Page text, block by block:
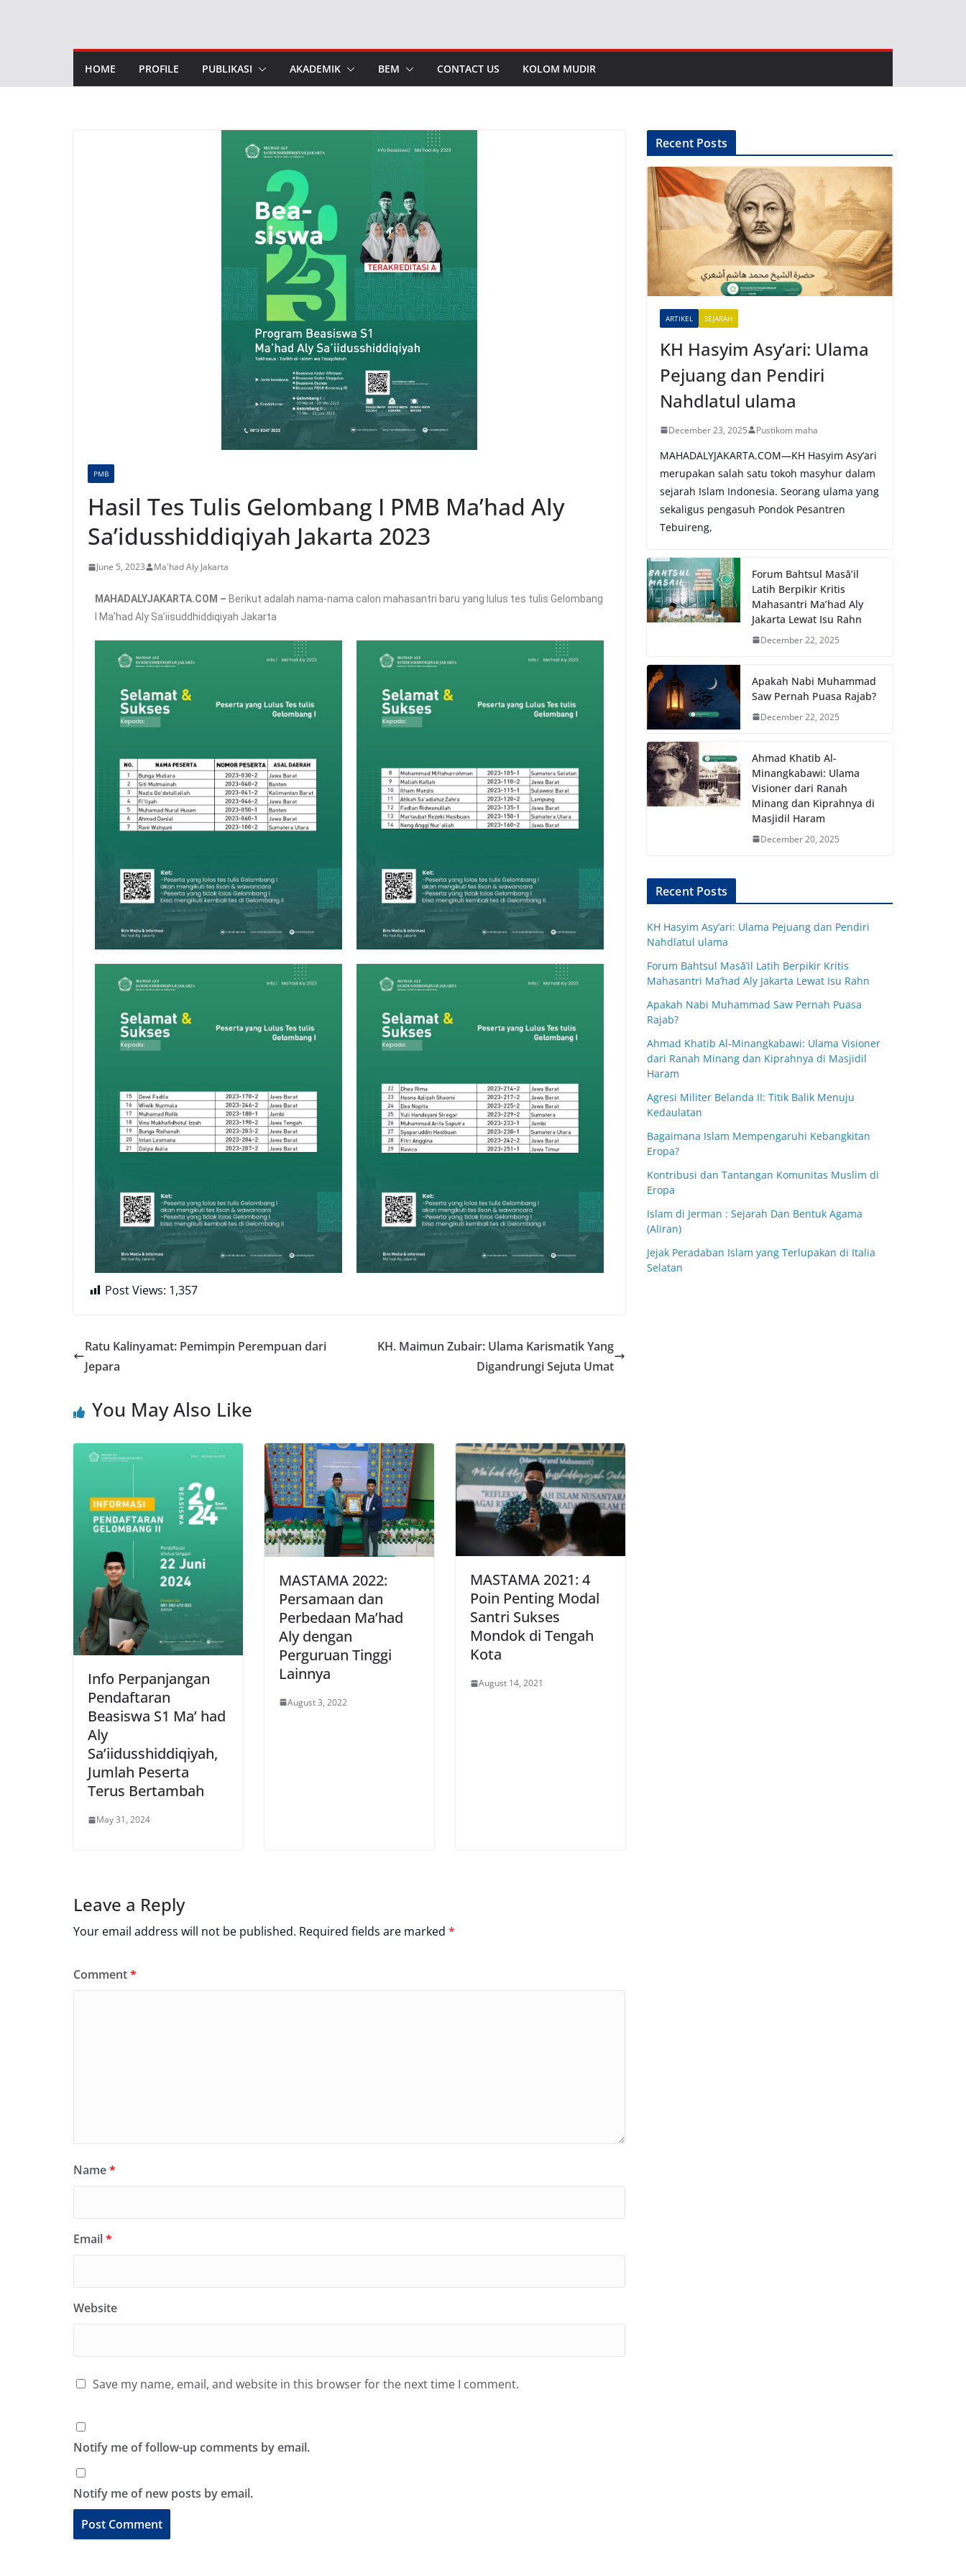
HOME PROFILE PUBLIKASI AKADEMIK BEM CONTACT US KOLOM MUDIR
PMB
Hasil Tes Tulis Gelombang I PMB Ma’had Aly
Sa’idusshiddiqiyah Jakarta 2023
June 5, 2023 Ma'had Aly Jakarta
MAHADALYJAKARTA.COM – Berikut adalah nama-nama calon mahasantri baru yang lulus tes tulis Gelombang
I Ma’had Aly Sa’iisuddhiddiqiyah Jakarta
Post Views: 1,357
Ratu Kalinyamat: Pemimpin Perempuan dari
Jepara
KH. Maimun Zubair: Ulama Karismatik Yang
Digandrungi Sejuta Umat
You May Also Like
Info Perpanjangan
Pendaftaran
Beasiswa S1 Ma’ had
Aly
Sa’iidusshiddiqiyah,
Jumlah Peserta
Terus Bertambah
May 31, 2024
MASTAMA 2022:
Persamaan dan
Perbedaan Ma’had
Aly dengan
Perguruan Tinggi
Lainnya
August 3, 2022
MASTAMA 2021: 4
Poin Penting Modal
Santri Sukses
Mondok di Tengah
Kota
August 14, 2021
Leave a Reply
Your email address will not be published. Required fields are marked *
Comment*
Name*
Email*
Website
Save my name, email, and website in this browser for the next time I comment.
Notify me of follow-up comments by email.
Notify me of new posts by email.
Recent Posts
ARTIKEL SEJARAH
KH Hasyim Asy’ari: Ulama
Pejuang dan Pendiri
Nahdlatul ulama
December 23, 2025 Pustikom maha
MAHADALYJAKARTA.COM—KH Hasyim Asy’ari
merupakan salah satu tokoh masyhur dalam
sejarah Islam Indonesia. Seorang ulama yang
sekaligus pengasuh Pondok Pesantren
Tebuireng,
Forum Bahtsul Masā’il
Latih Berpikir Kritis
Mahasantri Ma’had Aly
Jakarta Lewat Isu Rahn
December 22, 2025
Apakah Nabi Muhammad
Saw Pernah Puasa Rajab?
December 22, 2025
Ahmad Khatib Al-
Minangkabawi: Ulama
Visioner dari Ranah
Minang dan Kiprahnya di
Masjidil Haram
December 20, 2025
Recent Posts
KH Hasyim Asy’ari: Ulama Pejuang dan Pendiri
Nahdlatul ulama
Forum Bahtsul Masā’il Latih Berpikir Kritis
Mahasantri Ma’had Aly Jakarta Lewat Isu Rahn
Apakah Nabi Muhammad Saw Pernah Puasa
Rajab?
Ahmad Khatib Al-Minangkabawi: Ulama Visioner
dari Ranah Minang dan Kiprahnya di Masjidil
Haram
Agresi Militer Belanda II: Titik Balik Menuju
Kedaulatan
Bagaimana Islam Mempengaruhi Kebangkitan
Eropa?
Kontribusi dan Tantangan Komunitas Muslim di
Eropa
Islam di Jerman : Sejarah Dan Bentuk Agama
(Aliran)
Jejak Peradaban Islam yang Terlupakan di Italia
Selatan